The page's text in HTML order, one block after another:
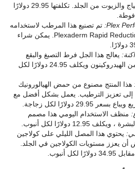
إزالة الأوساخ والماكياج والزيوت من الجلد. تكلفتها 29.95 دولارًا
تم تصنيع هذا المرطب لاستخدامه
مع مصل Plexaderm Rapid Reduction Serum. يمكن شراء
يعالج هذا الجل فرط التصبغ والبقع
الداكنة. إنه مصنوع من الهيدروكينون ويكلف 24.95 دولارًا لكل
هذا المنتج مصنوع من حمض الهيالورونيك
إلى تعزيز الترطيب. يعمل بشكل أفضل مع
دولارًا لكل زجاجة.
منظف الاستخدام اليومي هذا مصمم
12.95 دولارًا لكل أنبوب.
يحتوي هذا المصل الليلي على كولاجين
أن يعزز مستويات الكولاجين في الجلد.
أنبوب.